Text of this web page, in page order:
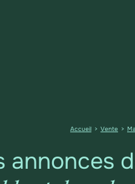
Accueil Vente
annonces